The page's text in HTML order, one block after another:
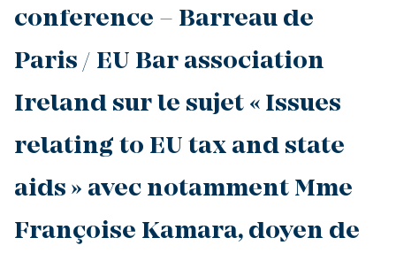
conference – Barreau de
Paris / EU Bar association
Ireland sur le sujet « Issues
relating to EU tax and state
aids » avec notamment Mme
Françoise Kamara, doyen de